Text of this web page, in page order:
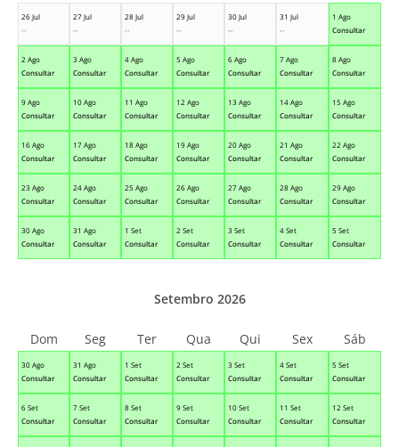
26 Jul
--
27 Jul
--
28 Jul
--
29 Jul
--
30 Jul
--
31 Jul
--
1 Ago
Consultar
2 Ago
Consultar
3 Ago
Consultar
4 Ago
Consultar
5 Ago
Consultar
6 Ago
Consultar
7 Ago
Consultar
8 Ago
Consultar
9 Ago
Consultar
10 Ago
Consultar
11 Ago
Consultar
12 Ago
Consultar
13 Ago
Consultar
14 Ago
Consultar
15 Ago
Consultar
16 Ago
Consultar
17 Ago
Consultar
18 Ago
Consultar
19 Ago
Consultar
20 Ago
Consultar
21 Ago
Consultar
22 Ago
Consultar
23 Ago
Consultar
24 Ago
Consultar
25 Ago
Consultar
26 Ago
Consultar
27 Ago
Consultar
28 Ago
Consultar
29 Ago
Consultar
30 Ago
Consultar
31 Ago
Consultar
1 Set
Consultar
2 Set
Consultar
3 Set
Consultar
4 Set
Consultar
5 Set
Consultar
30 Ago
Consultar
31 Ago
Consultar
1 Set
Consultar
2 Set
Consultar
3 Set
Consultar
4 Set
Consultar
5 Set
Consultar
6 Set
Consultar
7 Set
Consultar
8 Set
Consultar
9 Set
Consultar
10 Set
Consultar
11 Set
Consultar
12 Set
Consultar
Setembro 2026
Dom Seg Ter Qua Qui Sex Sáb